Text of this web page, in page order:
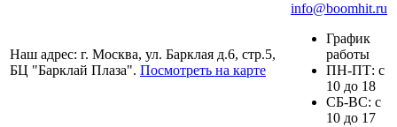
Наш адрес: г. Москва, ул. Барклая д.6, стр.5,
БЦ "Барклай Плаза". Посмотреть на карте
info@boomhit.ru
График
работы
ПH-ПТ: с
10 до 18
СБ-ВС: с
10 до 17